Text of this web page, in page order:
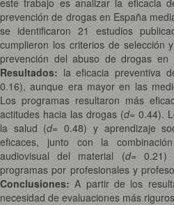
este trabajo es analizar la eficacia
prevención de drogas en España
se identificaron 21 estudios
cumplieron los criterios de selección
prevención del abuso de drogas
Resultados: la eficacia preventiva
0.16), aunque era mayor en las
Los programas resultaron más
actitudes hacia las drogas (d= 0.44).
la salud (d= 0.48) y aprendizaje
eficaces, junto con la
audiovisual del material (d= 0.21)
programas por profesionales y
Conclusiones: A partir de los
necesidad de evaluaciones más